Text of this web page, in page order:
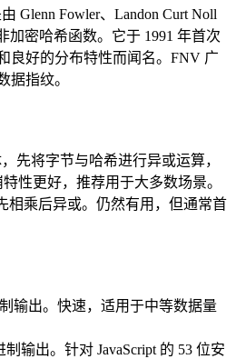
Glenn Fowler、Landon Curt Noll
加密哈希函数。它于 1991 年首次
良好的分布特性而闻名。FNV 广
据指纹。
先将字节与哈希进行异或运算，
性更好，推荐用于大多数场景。
相乘后异或。仍然有用，但通常首
输出。快速，适用于中等数据量
制输出。针对 JavaScript 的 53 位安